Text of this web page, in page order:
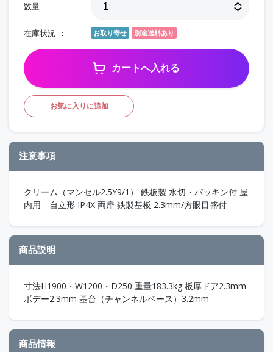
数量
在庫状況 お取り寄せ 別途送料あり
カートへ入れる
お気に入りに追加
注意事項
クリーム（マンセル2.5Y9/1） 鉄板製 水切・パッキン付 屋
内用 自立形 IP4X 両扉 鉄製基板 2.3mm/方眼目盛付
商品説明
寸法H1900・W1200・D250 重量183.3kg 板厚ドア2.3mm
ボデー2.3mm 基台（チャンネルベース）3.2mm
商品情報